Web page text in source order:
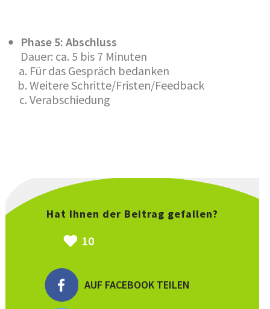
Phase 5: Abschluss
Dauer: ca. 5 bis 7 Minuten
Für das Gespräch bedanken
Weitere Schritte/Fristen/Feedback
Verabschiedung
Hat Ihnen der Beitrag gefallen?
10
AUF FACEBOOK TEILEN